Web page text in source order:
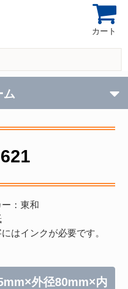
カート
ム
ー：東和
はインクが必要です。
外径80mm×内